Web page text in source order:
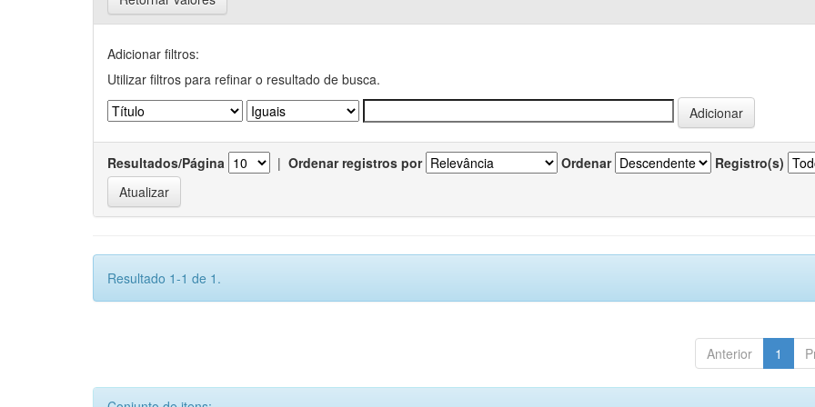
Adicionar filtros:
Utilizar filtros para refinar o resultado de busca.
Resultados/Página | Ordenar registros por Ordenar Registro(s)
Resultado 1-1 de 1.
Anterior 1